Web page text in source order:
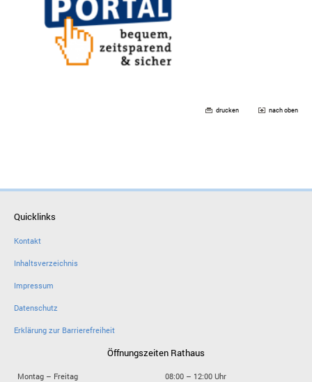
drucken nach oben
Quicklinks
Kontakt
Inhaltsverzeichnis
Impressum
Datenschutz
Erklärung zur Barrierefreiheit
Öffnungszeiten Rathaus
Montag – Freitag
08:00 – 12:00 Uhr